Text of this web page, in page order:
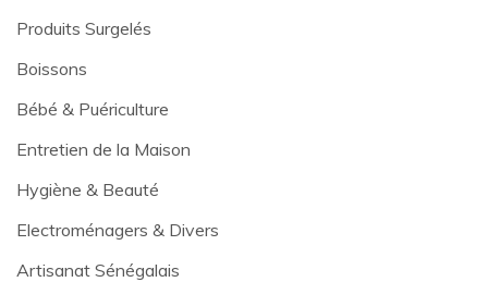
Produits Surgelés
Boissons
Bébé & Puériculture
Entretien de la Maison
Hygiène & Beauté
Electroménagers & Divers
Artisanat Sénégalais